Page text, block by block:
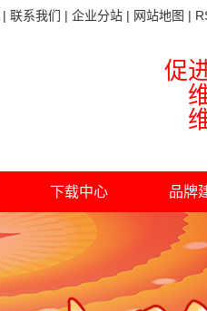
| 联系我们 | 企业分站 | 网站地图 |
促
下载中心 品牌